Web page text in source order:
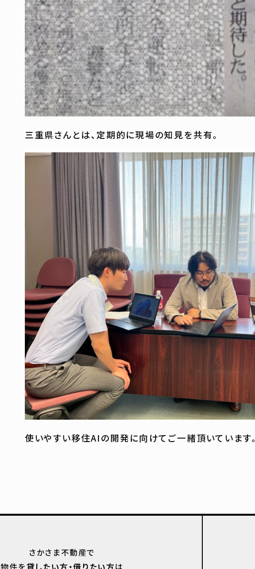
三重県さんとは、定期的に現場の知見を共有。
使いやすい移住AIの開発に向けてご一緒頂いています。
さかさま不動産で